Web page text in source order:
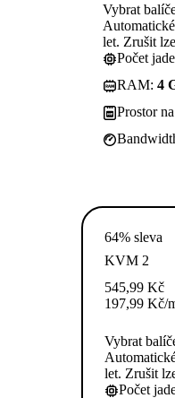
Vybrat
let. Zrušit
Počet
RAM: 4
Prostor
64% sleva
KVM 2
545,99 Kč
197,99 Kč/
Vybrat
let. Zrušit
Počet